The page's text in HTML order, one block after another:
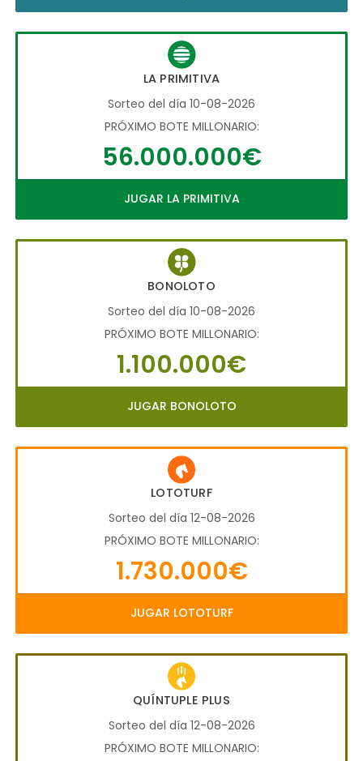
LA PRIMITIVA
Sorteo del día 10-08-2026
PRÓXIMO BOTE MILLONARIO:
56.000.000€
JUGAR LA PRIMITIVA
BONOLOTO
Sorteo del día 10-08-2026
PRÓXIMO BOTE MILLONARIO:
1.100.000€
JUGAR BONOLOTO
LOTOTURF
Sorteo del día 12-08-2026
PRÓXIMO BOTE MILLONARIO:
1.730.000€
JUGAR LOTOTURF
QUÍNTUPLE PLUS
Sorteo del día 12-08-2026
PRÓXIMO BOTE MILLONARIO: